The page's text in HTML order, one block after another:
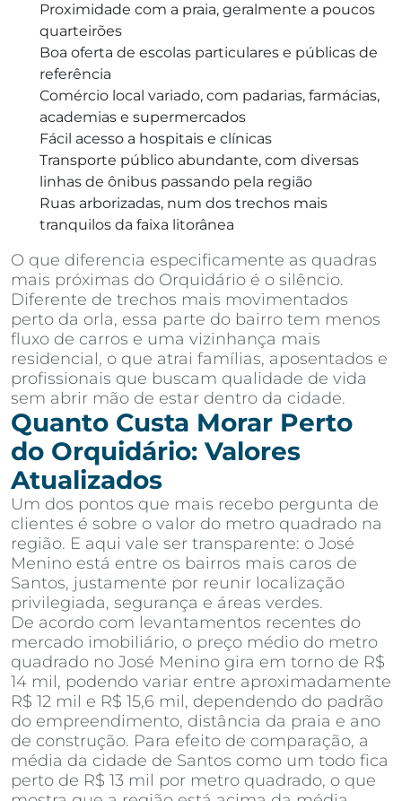
Proximidade com a praia, geralmente a poucos
quarteirões
Boa oferta de escolas particulares e públicas de
referência
Comércio local variado, com padarias, farmácias,
academias e supermercados
Fácil acesso a hospitais e clínicas
Transporte público abundante, com diversas
linhas de ônibus passando pela região
Ruas arborizadas, num dos trechos mais
tranquilos da faixa litorânea
O que diferencia especificamente as quadras
mais próximas do Orquidário é o silêncio.
Diferente de trechos mais movimentados
perto da orla, essa parte do bairro tem menos
fluxo de carros e uma vizinhança mais
residencial, o que atrai famílias, aposentados e
profissionais que buscam qualidade de vida
sem abrir mão de estar dentro da cidade.
Quanto Custa Morar Perto
do Orquidário: Valores
Atualizados
Um dos pontos que mais recebo pergunta de
clientes é sobre o valor do metro quadrado na
região. E aqui vale ser transparente: o José
Menino está entre os bairros mais caros de
Santos, justamente por reunir localização
privilegiada, segurança e áreas verdes.
De acordo com levantamentos recentes do
mercado imobiliário, o preço médio do metro
quadrado no José Menino gira em torno de R$
14 mil, podendo variar entre aproximadamente
R$ 12 mil e R$ 15,6 mil, dependendo do padrão
do empreendimento, distância da praia e ano
de construção. Para efeito de comparação, a
média da cidade de Santos como um todo fica
perto de R$ 13 mil por metro quadrado, o que